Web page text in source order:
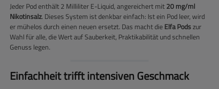
Jeder Pod enthält 2 Milliliter E-Liquid, angereichert mit20 mg/ml
Nikotinsalz. Dieses System ist denkbar einfach: Ist ein Pod leer, wird
er mühelos durch einen neuen ersetzt. Das macht dieElfa Podszur
Wahl für alle, die Wert auf Sauberkeit, Praktikabilität und schnellen
Genuss legen.
Einfachheit trifft intensiven Geschmack